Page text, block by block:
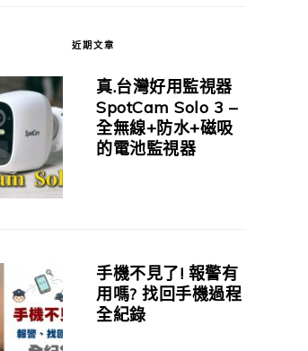
近期文章
真.台灣好用監視器
SpotCam Solo 3 –
全無線+防水+磁吸
的電池監視器
手機不見了! 報警有
用嗎? 找回手機過程
全紀錄